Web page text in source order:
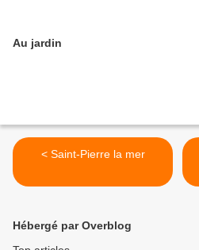
Au jardin
< Saint-Pierre la mer
Hébergé par Overblog